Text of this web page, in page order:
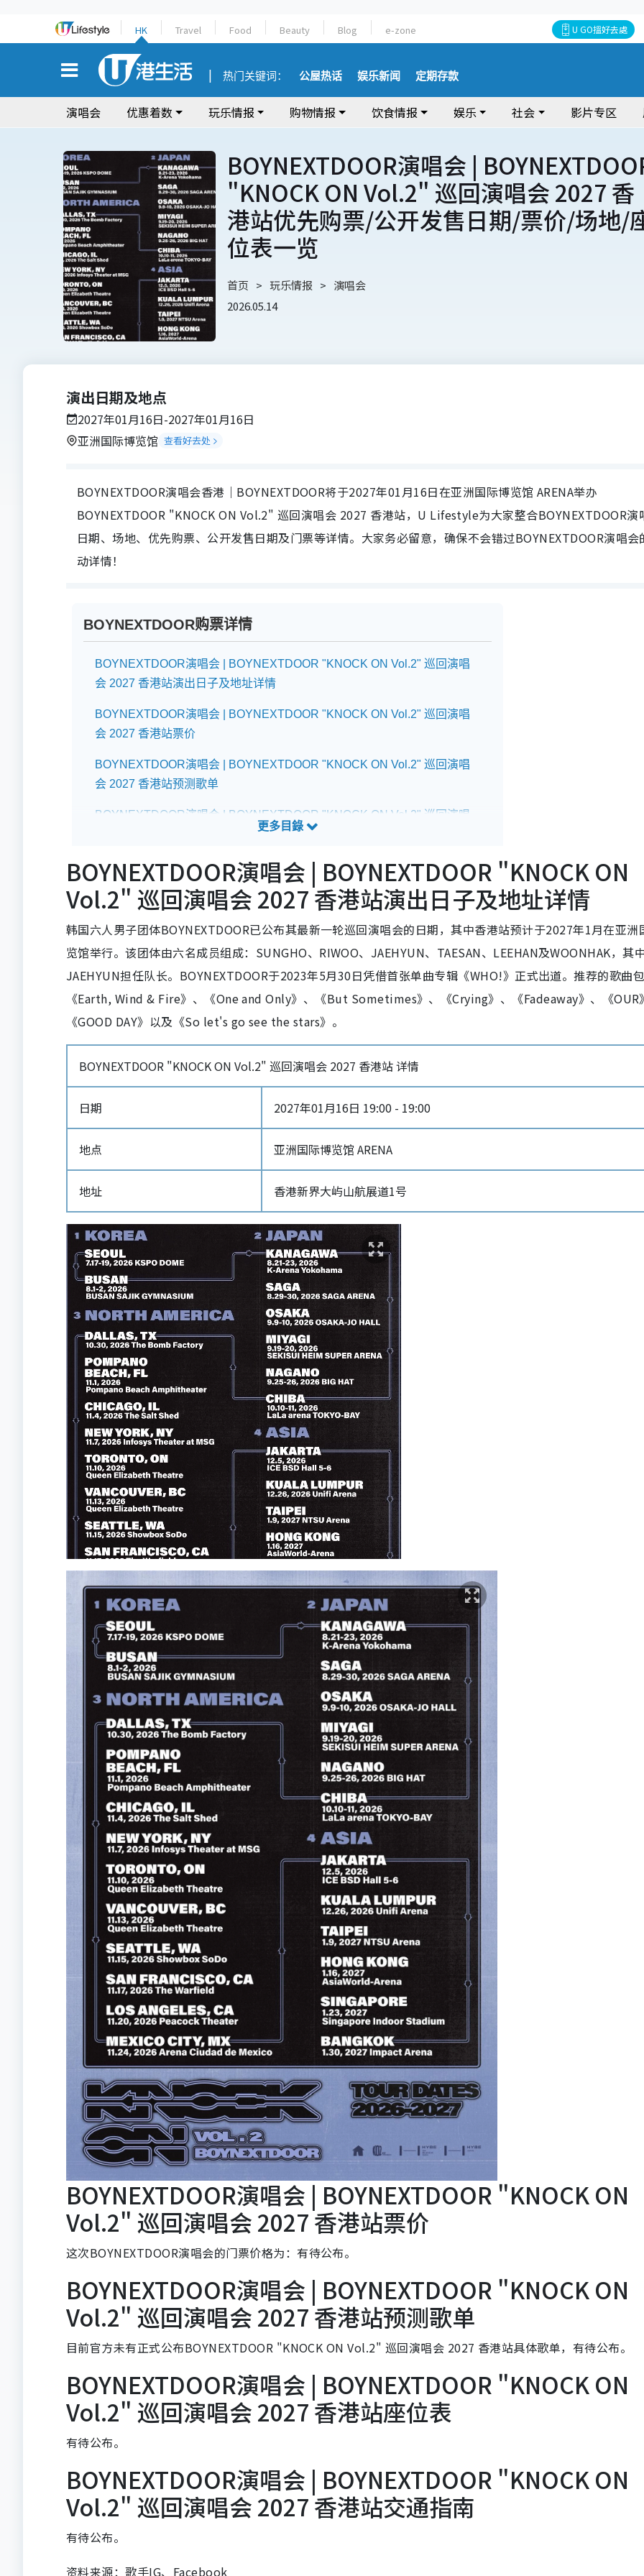
HK Travel Food Beauty Blog e-zone U GO搵好去處
热门关键词： 公屋热话 娱乐新闻 定期存款
演唱会 优惠着数 玩乐情报 购物情报 饮食情报 娱乐 社会 影片专区
BOYNEXTDOOR演唱会 |
"KNOCK ON Vol.2" 巡回演唱会 2027 香
港站优先购票/公开发售日期/票价/场地/
位表一览
首页 玩乐情报
演唱会
2026.05.14
演出日期及地点
2027年01月16日-2027年01月16日
亚洲国际博览馆 查看好去处
BOYNEXTDOOR演唱会香港｜BOYNEXTDOOR将于2027年01月16日在亚洲国际博览馆 ARENA举办
BOYNEXTDOOR "KNOCK ON Vol.2" 巡回演唱会 2027 香港站，U Lifestyle为大家整合BOYNEXTDOOR演
日期、场地、优先购票、公开发售日期及门票等详情。大家务必留意，确保不会错过BOYNEXTDOOR演唱会
动详情！
BOYNEXTDOOR购票详情
BOYNEXTDOOR演唱会 | BOYNEXTDOOR "KNOCK ON Vol.2" 巡回演唱
会 2027 香港站演出日子及地址详情
BOYNEXTDOOR演唱会 | BOYNEXTDOOR "KNOCK ON Vol.2" 巡回演唱
会 2027 香港站票价
BOYNEXTDOOR演唱会 | BOYNEXTDOOR "KNOCK ON Vol.2" 巡回演唱
会 2027 香港站预测歌单
BOYNEXTDOOR演唱会 | BOYNEXTDOOR "KNOCK ON Vol.2" 巡回演唱
BOYNEXTDOOR演唱会 | BOYNEXTDOOR "KNOCK ON Vol.2" 巡回演唱
会 2027 香港站交通指南
BOYNEXTDOOR演唱会 | BOYNEXTDOOR "KNOCK ON
Vol.2" 巡回演唱会 2027 香港站演出日子及地址详情
韩国六人男子团体BOYNEXTDOOR已公布其最新一轮巡回演唱会的日期，其中香港站预计于2027年1月在亚洲
览馆举行。该团体由六名成员组成：SUNGHO、RIWOO、JAEHYUN、TAESAN、LEEHAN及WOONHAK，其
JAEHYUN担任队长。BOYNEXTDOOR于2023年5月30日凭借首张单曲专辑《WHO!》正式出道。推荐的歌曲
《Earth, Wind & Fire》、《One and Only》、《But Sometimes》、《Crying》、《Fadeaway》、《OUR
《GOOD DAY》以及《So let's go see the stars》。
BOYNEXTDOOR "KNOCK ON Vol.2" 巡回演唱会 2027 香港站 详情
日期 2027年01月16日 19:00 - 19:00
地点 亚洲国际博览馆 ARENA
地址 香港新界大屿山航展道1号
BOYNEXTDOOR演唱会 | BOYNEXTDOOR "KNOCK ON
Vol.2" 巡回演唱会 2027 香港站票价
这次BOYNEXTDOOR演唱会的门票价格为：有待公布。
BOYNEXTDOOR演唱会 | BOYNEXTDOOR "KNOCK ON
Vol.2" 巡回演唱会 2027 香港站预测歌单
目前官方未有正式公布BOYNEXTDOOR "KNOCK ON Vol.2" 巡回演唱会 2027 香港站具体歌单，有待公布。
BOYNEXTDOOR演唱会 | BOYNEXTDOOR "KNOCK ON
Vol.2" 巡回演唱会 2027 香港站座位表
有待公布。
BOYNEXTDOOR演唱会 | BOYNEXTDOOR "KNOCK ON
Vol.2" 巡回演唱会 2027 香港站交通指南
有待公布。
资料来源：歌手IG、Facebook